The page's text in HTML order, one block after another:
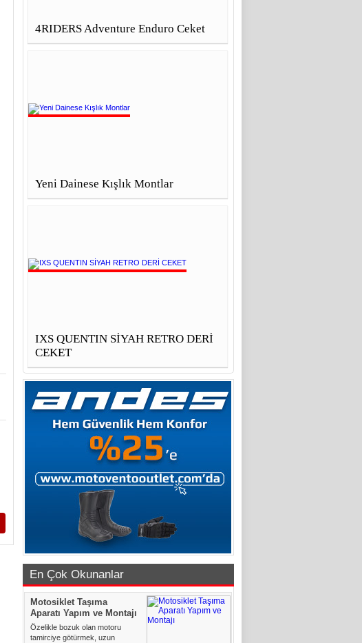
4RIDERS Adventure Enduro Ceket
Yeni Dainese Kışlık Montlar
IXS QUENTIN SİYAH RETRO DERİ
CEKET
En Çok Okunanlar
Motosiklet Taşıma
Aparatı Yapım ve Montajı
Özelikle bozuk olan motoru
tamirciye götürmek, uzun